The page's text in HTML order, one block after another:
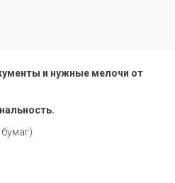
и нужные мелочи от